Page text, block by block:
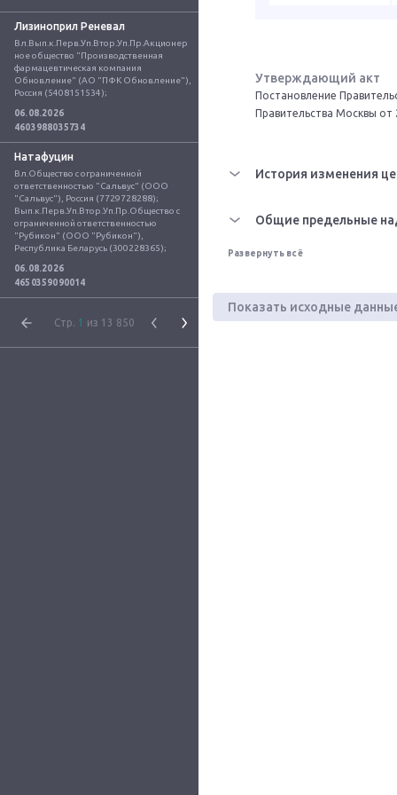
Лизиноприл Реневал
Вл.Вып.к.Перв.Уп.Втор.Уп.Пр.Акционер
ное общество "Производственная
фармацевтическая компания
Обновление" (АО "ПФК Обновление"),
Россия (5408151534);
06.08.2026
4603988035734
Натафуцин
Вл.Общество с ограниченной
ответственностью "Сальвус" (ООО
"Сальвус"), Россия (7729728288);
Вып.к.Перв.Уп.Втор.Уп.Пр.Общество с
ограниченной ответственностью
"Рубикон" (ООО "Рубикон"),
Республика Беларусь (300228365);
06.08.2026
4650359090014
Стр. 1 из 13 850
Утверждающий акт
Постановление
Правительства Москвы
История изменения
Общие предельные
Развернуть всё
Показать исходные